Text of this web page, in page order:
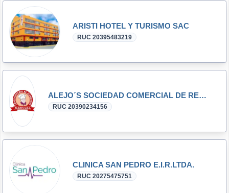
ARISTI HOTEL Y TURISMO SAC
RUC 20395483219
ALEJO´S SOCIEDAD COMERCIAL DE RESPONSABILIDAD LIMITADA - ALEJO´S S.R.L.
RUC 20390234156
CLINICA SAN PEDRO E.I.R.LTDA.
RUC 20275475751